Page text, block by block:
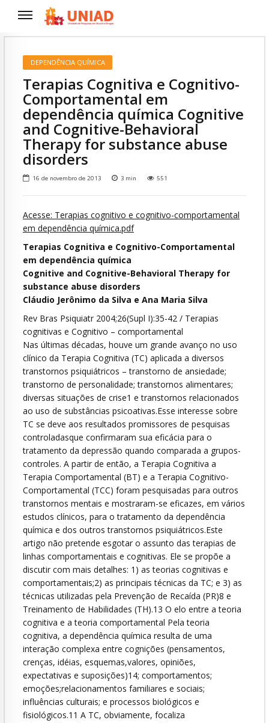
DEPENDÊNCIA QUÍMICA
Terapias Cognitiva e Cognitivo-
Comportamental em
dependência química Cognitive
and Cognitive-Behavioral
Therapy for substance abuse
disorders
16 de novembro de 2013 3 min 551
Acesse: Terapias cognitivo e cognitivo-comportamental
em dependência química.pdf
Terapias Cognitiva e Cognitivo-Comportamental
em dependência química
Cognitive and Cognitive-Behavioral Therapy for
substance abuse disorders
Cláudio Jerônimo da Silva e Ana Maria Silva
Rev Bras Psiquiatr 2004;26(Supl I):35-42 / Terapias
cognitivas e Cognitivo – comportamental
Nas últimas décadas, houve um grande avanço no uso
clínico da Terapia Cognitiva (TC) aplicada a diversos
transtornos psiquiátricos – transtorno de ansiedade;
transtorno de personalidade; transtornos alimentares;
diversas situações de crise1 e transtornos relacionados
ao uso de substâncias psicoativas.Esse interesse sobre
TC se deve aos resultados promissores de pesquisas
controladasque confirmaram sua eficácia para o
tratamento da depressão quando comparada a grupos-
controles. A partir de então, a Terapia Cognitiva a
Terapia Comportamental (BT) e a Terapia Cognitivo-
Comportamental (TCC) foram pesquisadas para outros
transtornos mentais e mostraram-se eficazes, em vários
estudos clínicos, para o tratamento da dependência
química e dos outros transtornos psiquiátricos.Este
artigo não pretende esgotar o assunto das terapias de
linhas comportamentais e cognitivas. Ele se propõe a
discutir com mais detalhes: 1) as teorias cognitivas e
comportamentais;2) as principais técnicas da TC; e 3) as
técnicas utilizadas pela Prevenção de Recaída (PR)8 e
Treinamento de Habilidades (TH).13 O elo entre a teoria
cognitiva e a teoria comportamental Pela teoria
cognitiva, a dependência química resulta de uma
interação complexa entre cognições (pensamentos,
crenças, idéias, esquemas,valores, opiniões,
expectativas e suposições)14; comportamentos;
emoções;relacionamentos familiares e sociais;
influências culturais; e processos biológicos e
fisiológicos.11 A TC, obviamente, focaliza